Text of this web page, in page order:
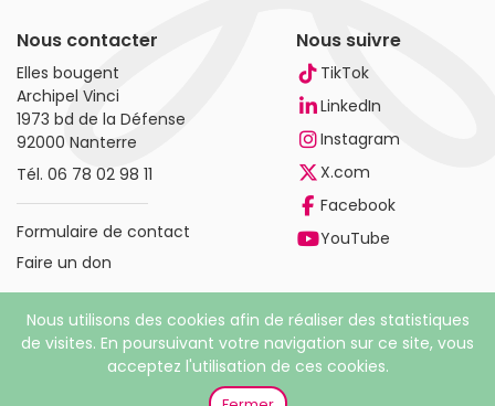
Nous contacter
Elles bougent
Archipel Vinci
1973 bd de la Défense
92000 Nanterre
Tél. 06 78 02 98 11
Formulaire de contact
Faire un don
Nous suivre
TikTok
LinkedIn
Instagram
X.com
Facebook
YouTube
© 2026 Elles bougent. Tous droits réservés |Mentions
Politique de confidentialité
Nous utilisons des cookies afin de réaliser des statistiques
de visites. En poursuivant votre navigation sur ce site, vous
acceptez l'utilisation de ces cookies.